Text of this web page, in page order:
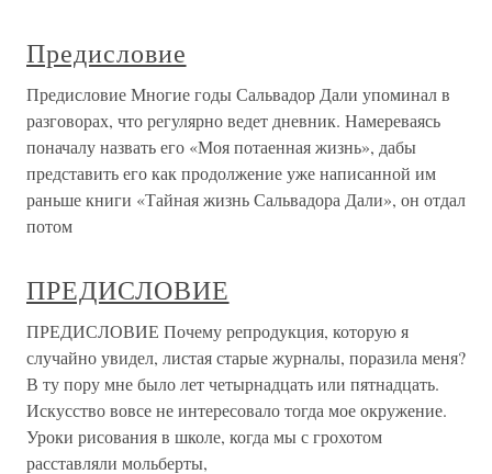
Предисловие
Предисловие Многие годы Сальвадор Дали упоминал в
разговорах, что регулярно ведет дневник. Намереваясь
поначалу назвать его «Моя потаенная жизнь», дабы
представить его как продолжение уже написанной им
раньше книги «Тайная жизнь Сальвадора Дали», он отдал
потом
ПРЕДИСЛОВИЕ
ПРЕДИСЛОВИЕ Почему репродукция, которую я
случайно увидел, листая старые журналы, поразила меня?
В ту пору мне было лет четырнадцать или пятнадцать.
Искусство вовсе не интересовало тогда мое окружение.
Уроки рисования в школе, когда мы с грохотом
расставляли мольберты,